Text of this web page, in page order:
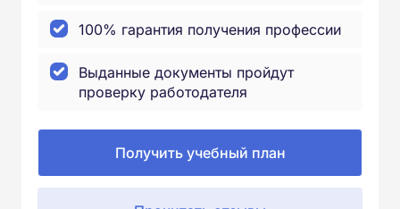
100% гарантия получения профессии
Выданные документы пройдут
проверку работодателя
Получить учебный план